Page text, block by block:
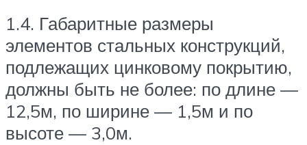
1.4. Габаритные размеры
элементов стальных конструкций,
подлежащих цинковому покрытию,
должны быть не более: по длине —
12,5м, по ширине — 1,5м и по
высоте — 3,0м.